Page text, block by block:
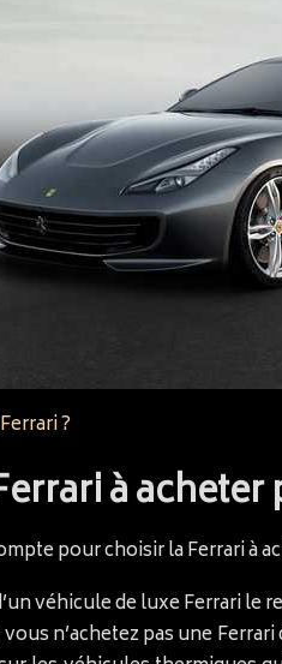
?
à
pour choisir la Ferrari à
véhicule de luxe Ferrari
vous n’achetez pas une